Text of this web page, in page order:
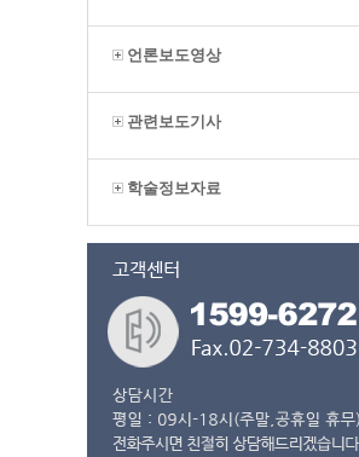
언론보도영상
관련보도기사
학술정보자료